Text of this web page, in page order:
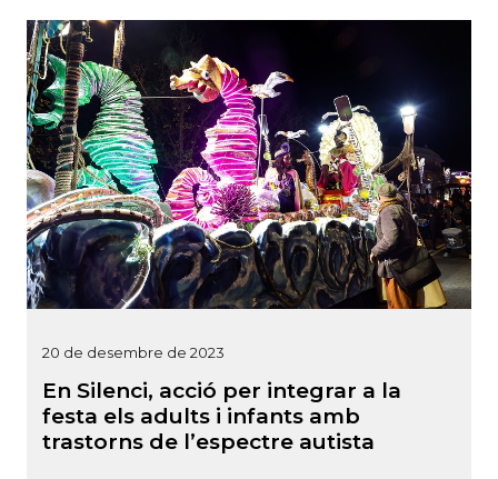
20 de desembre de 2023
En Silenci, acció per integrar a la
festa els adults i infants amb
trastorns de l’espectre autista